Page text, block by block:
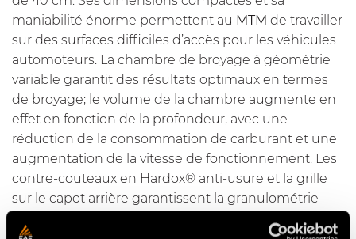
maniabilité énorme permettent au MTM de travailler
sur des surfaces difficiles d’accès pour les véhicules
automoteurs. La chambre de broyage à géométrie
variable garantit des résultats optimaux en termes
de broyage; le volume de la chambre augmente en
effet en fonction de la profondeur, avec une
réduction de la consommation de carburant et une
augmentation de la vitesse de fonctionnement. Les
contre-couteaux en Hardox® anti-usure et la grille
sur le capot arrière garantissent la granulométrie